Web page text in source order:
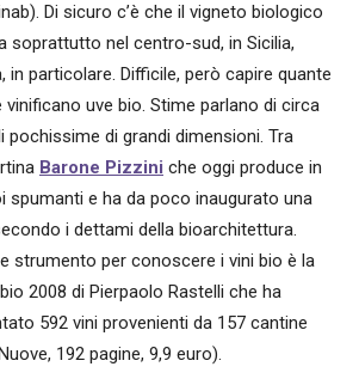
Di sicuro c’è che il vigneto biologico
soprattutto nel centro-sud, in Sicilia,
in particolare. Difficile, però capire quante
uve bio. Stime parlano di circa
pochissime di grandi dimensioni. Tra
Barone Pizzini che oggi produce in
spumanti e ha da poco inaugurato una
i dettami della bioarchitettura.
strumento per conoscere i vini bio è la
2008 di Pierpaolo Rastelli che ha
592 vini provenienti da 157 cantine
192 pagine, 9,9 euro).